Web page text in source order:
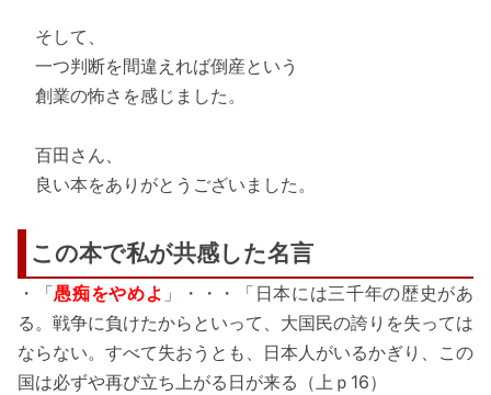
そして、
一つ判断を間違えれば倒産という
創業の怖さを感じました。
百田さん、
良い本をありがとうございました。
この本で私が共感した名言
・「愚痴をやめよ 」・・・「日本には三千年の歴史があ
る。戦争に負けたからといって、大国民の誇りを失っては
ならない。すべて失おうとも、日本人がいるかぎり、この
国は必ずや再び立ち上がる日が来る（上ｐ16）